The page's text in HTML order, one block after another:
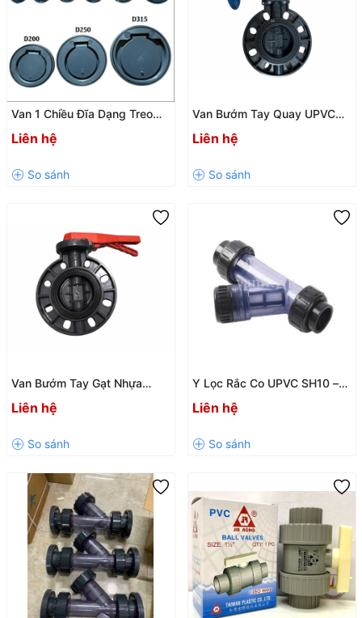
Van 1 Chiều Đĩa Dạng Treo
ANSI/DIN/JIS, PN10/PN6
Liên hệ
Van Bướm Tay Quay UPVC
VF5| Vanfit Chính Hãng
Liên hệ
Van Bướm Tay Gạt Nhựa
Cao | Đủ Size D60 – D200
Liên hệ
Y Lọc Rắc Co UPVC SH10 –
Lắp
Liên hệ